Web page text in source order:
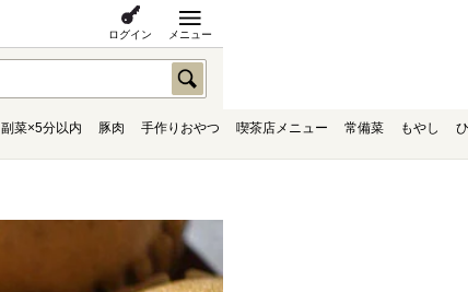
ログイン メニュー
副菜×5分以内 豚肉 手作りおやつ 喫茶店メニュー 常備菜 もやし